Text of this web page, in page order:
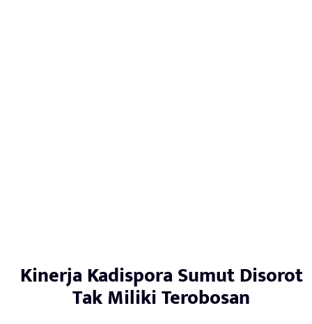
Kinerja Kadispora Sumut Disorot
Tak Miliki Terobosan